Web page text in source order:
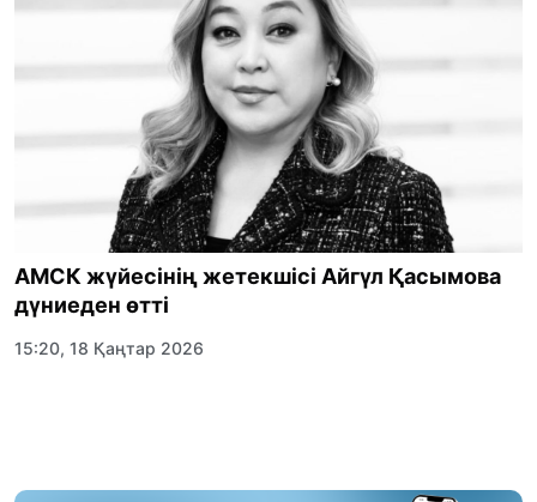
АМСК жүйесінің жетекшісі Айгүл Қасымова
дүниеден өтті
15:20, 18 Қаңтар 2026